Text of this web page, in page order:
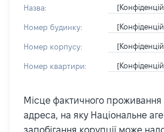
Назва:
Номер будинку:
Номер корпусу:
Номер квартири:
Місце фактичного
адреса, на яку Національне
запобігання корупції може